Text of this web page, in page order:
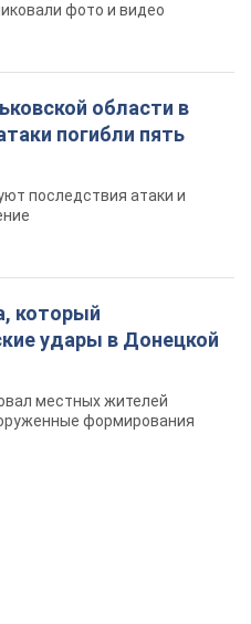
фото и видео
области в
погибли пять
последствия атаки и
который
удары в Донецкой
местных жителей
формирования